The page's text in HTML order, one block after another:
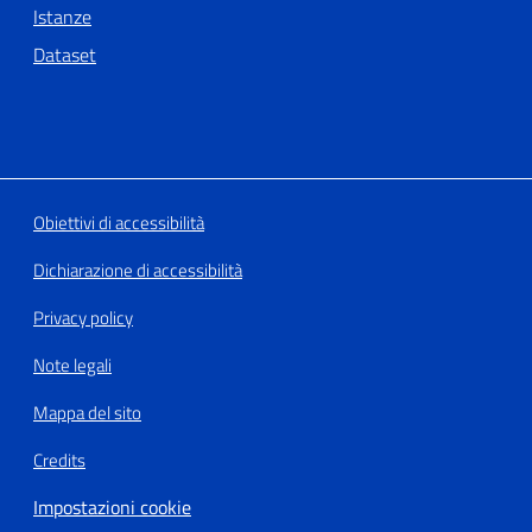
Istanze
Dataset
Obiettivi di accessibilità
Dichiarazione di accessibilità
Privacy policy
Note legali
Mappa del sito
Credits
Impostazioni cookie